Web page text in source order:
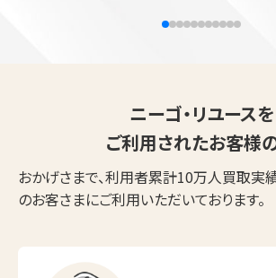
ニーゴ・リユースを
ご利用されたお客様
おかげさまで、利用者累計10万人買取実
のお客さまにご利用いただいております。